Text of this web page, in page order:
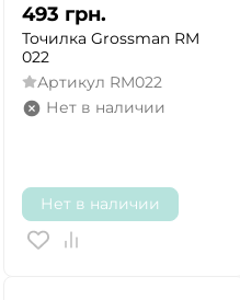
493 грн.
Точилка Grossman RM
022
Артикул RM022
Нет в наличии
Нет в наличии